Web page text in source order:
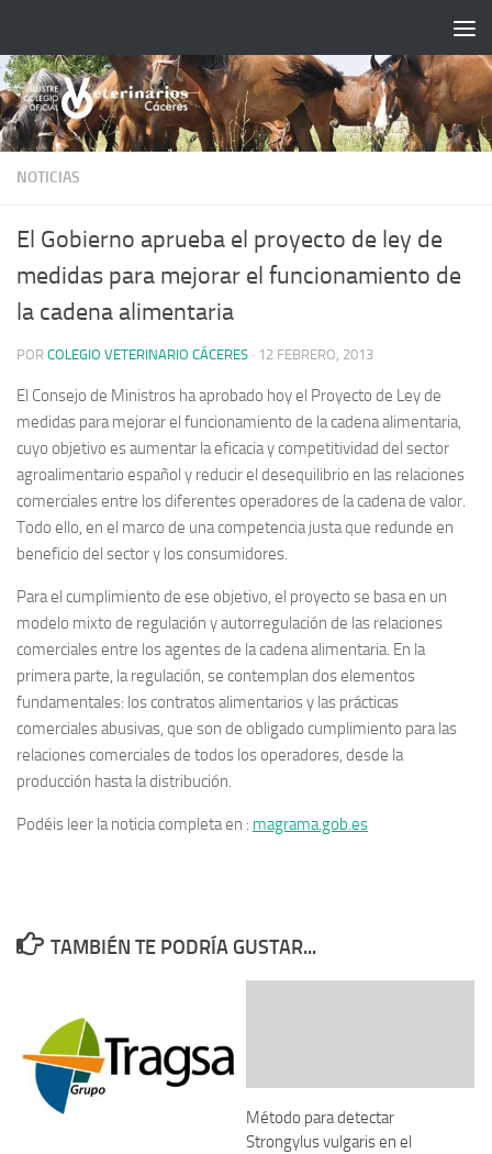
NOTICIAS
El Gobierno aprueba el proyecto de ley de
medidas para mejorar el funcionamiento de
la cadena alimentaria
POR COLEGIO VETERINARIO CÁCERES · 12 FEBRERO, 2013
El Consejo de Ministros ha aprobado hoy el Proyecto de Ley de
medidas para mejorar el funcionamiento de la cadena alimentaria,
cuyo objetivo es aumentar la eficacia y competitividad del sector
agroalimentario español y reducir el desequilibrio en las relaciones
comerciales entre los diferentes operadores de la cadena de valor.
Todo ello, en el marco de una competencia justa que redunde en
beneficio del sector y los consumidores.
Para el cumplimiento de ese objetivo, el proyecto se basa en un
modelo mixto de regulación y autorregulación de las relaciones
comerciales entre los agentes de la cadena alimentaria. En la
primera parte, la regulación, se contemplan dos elementos
fundamentales: los contratos alimentarios y las prácticas
comerciales abusivas, que son de obligado cumplimiento para las
relaciones comerciales de todos los operadores, desde la
producción hasta la distribución.
Podéis leer la noticia completa en : magrama.gob.es
TAMBIÉN TE PODRÍA GUSTAR...
Método para detectar
Strongylus vulgaris en el